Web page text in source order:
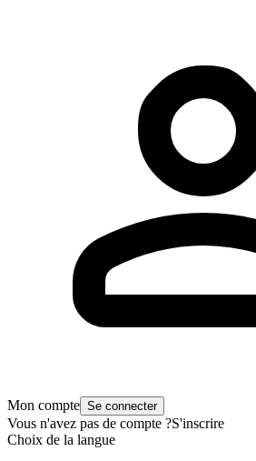
Mon compte Se connecter
Vous n'avez pas de compte ?S'inscrire
Choix de la langue